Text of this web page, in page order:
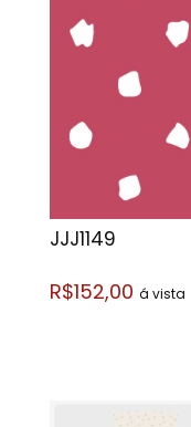
JJJ1149
R$152,00 á vista